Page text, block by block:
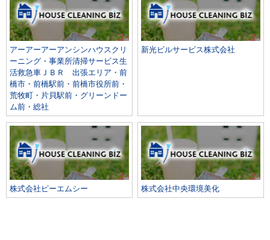
アーアーアーアンシンハウスクリ
ーニング・事業所清掃サービス生
活救急車ＪＢＲ 出張エリア・前
橋市・前橋駅前・前橋市役所前・
荒牧町・片貝駅前・グリーンドー
ム前・総社
新光ビルサービス株式会社
株式会社ピーエムシー 株式会社中央環境美化